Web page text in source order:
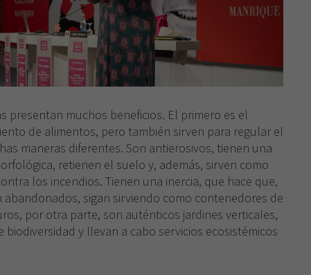
presentan muchos beneficios. El primero es el
de alimentos, pero también sirven para regular el
maneras diferentes. Son antierosivos, tienen una
retienen el suelo y, además, sirven como
los incendios. Tienen una inercia, que hace que,
abandonados, sigan sirviendo como contenedores de
por otra parte, son auténticos jardines verticales,
biodiversidad y llevan a cabo servicios ecosistémicos